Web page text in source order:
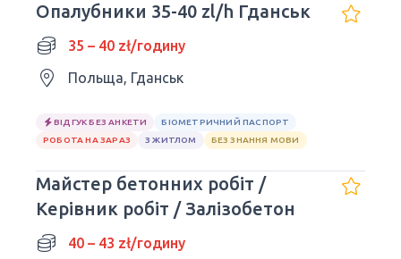
Опалубники 35-40 zl/h Гданськ
35 – 40 zł/годину
Польща, Гданськ
ВІДГУК БЕЗ АНКЕТИ
БІОМЕТРИЧНИЙ ПАСПОРТ
РОБОТА НА ЗАРАЗ
З ЖИТЛОМ БЕЗ ЗНАННЯ МОВИ
Майстер бетонних робіт /
Керівник робіт / Залізобетон
40 – 43 zł/годину